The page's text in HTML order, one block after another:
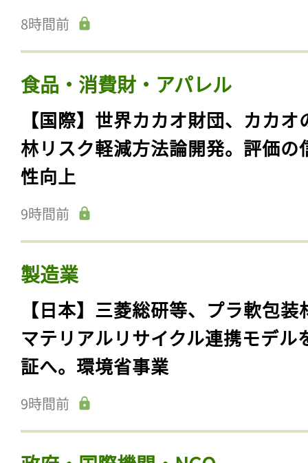
8時間前
食品・消費財・アパレル
【国際】世界カカオ財団、カカオ
林リスク軽減方法論開発。評価の
性向上
9時間前
製造業
【日本】三菱総研等、プラ軟包装
マテリアルリサイクル連携モデル
証へ。環境省事業
9時間前